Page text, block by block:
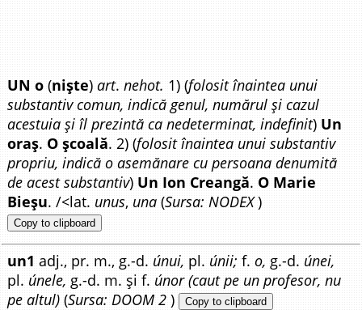
UN o (niște)art. nehot. 1) (folosit înaintea unui
substantiv comun, indică genul, numărul și cazul
acestuia și îl prezintă ca nedeterminat, indefinit) Un
oraș. O școală. 2) (folosit înaintea unui substantiv
propriu, indică o asemănare cu persoana denumită
de acest substantiv) Un Ion Creangă. O Marie
Bieșu. /<lat. unus, una (Sursa: NODEX)
Copy to clipboard
un1 adj., pr. m., g.-d. únui, pl. únii; f.o, g.-d. únei,
pl. únele, g.-d. m. și f. únor (caut pe un profesor, nu
pe altul) (Sursa: DOOM 2 ) Copy to clipboard